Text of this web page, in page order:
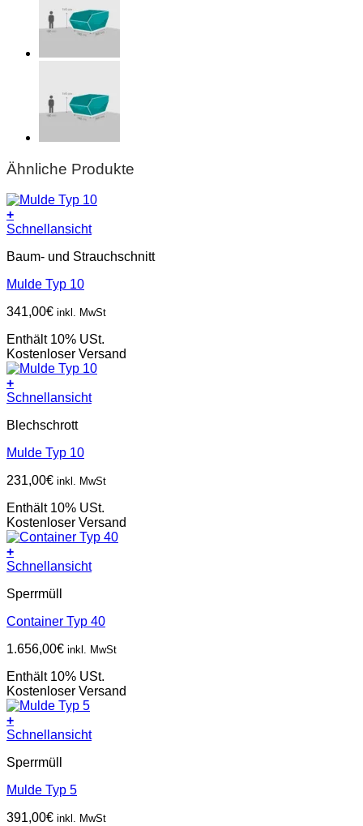
Ähnliche Produkte
+
Schnellansicht
Baum- und Strauchschnitt
Mulde Typ 10
341,00€ inkl. MwSt
Enthält 10% USt.
Kostenloser Versand
+
Schnellansicht
Blechschrott
Mulde Typ 10
231,00€ inkl. MwSt
Enthält 10% USt.
Kostenloser Versand
+
Schnellansicht
Sperrmüll
Container Typ 40
1.656,00€ inkl. MwSt
Enthält 10% USt.
Kostenloser Versand
+
Schnellansicht
Sperrmüll
Mulde Typ 5
391,00€ inkl. MwSt